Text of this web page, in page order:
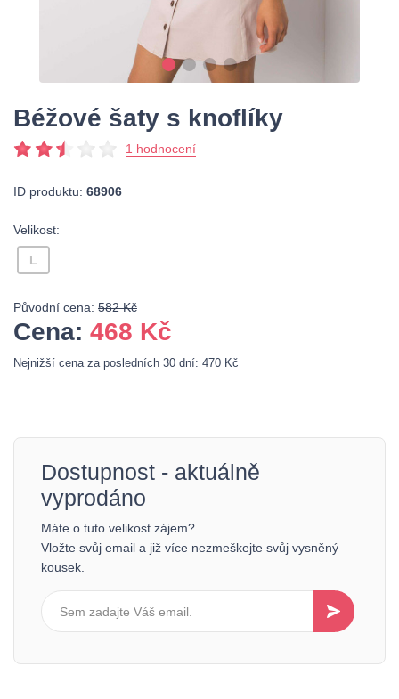
Béžové šaty s knoflíky
1 hodnocení
ID produktu: 68906
Velikost:
L
Původní cena: 582 Kč
Cena: 468 Kč
Nejnižší cena za posledních 30 dní: 470 Kč
Dostupnost - aktuálně
vyprodáno
Máte o tuto velikost zájem?
Vložte svůj email a již více nezmeškejte svůj vysněný
kousek.